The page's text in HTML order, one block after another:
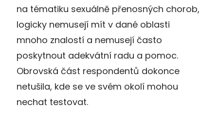
na tématiku sexuálně přenosných chorob,
logicky nemusejí mít v dané oblasti
mnoho znalostí a nemusejí často
poskytnout adekvátní radu a pomoc.
Obrovská část respondentů dokonce
netušila, kde se ve svém okolí mohou
nechat testovat.